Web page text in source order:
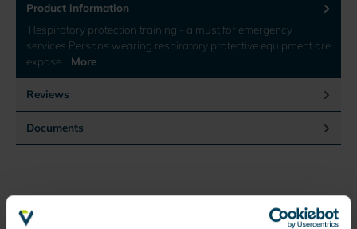
Product information
Respiratory protection training - a must for emergency
services.Persons wearing respiratory protective equipment are
expose… More
Reviews
Documents